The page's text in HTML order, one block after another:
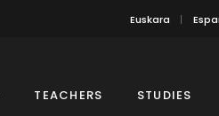
Euskara
TEACHERS STUDIES